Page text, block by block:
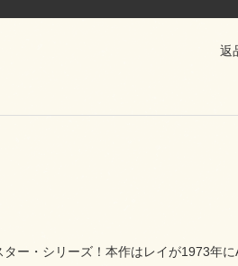
返
ー・シリーズ！本作はレイが1973年に